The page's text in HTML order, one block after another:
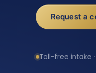
Request a
Toll-free intake